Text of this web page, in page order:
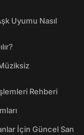
Uyumu Nasıl
Rehberi
İçin Güncel San